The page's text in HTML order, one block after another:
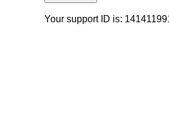
Your support ID is: